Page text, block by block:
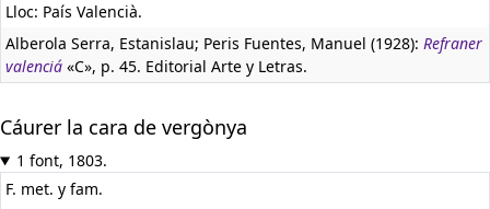
Lloc: País Valencià.
Alberola Serra, Estanislau; Peris Fuentes, Manuel (1928): Refraner
valenciá «C», p. 45. Editorial Arte y Letras.
Cáurer la cara de vergònya
1 font, 1803.
F. met. y fam.